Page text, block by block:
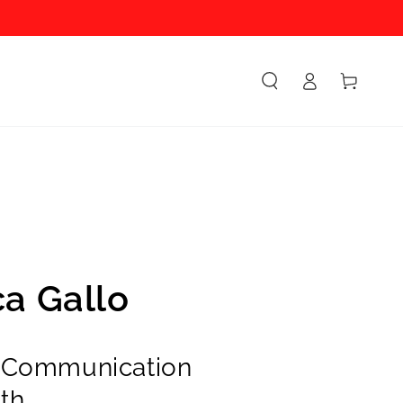
Accesso Carello
Gallo